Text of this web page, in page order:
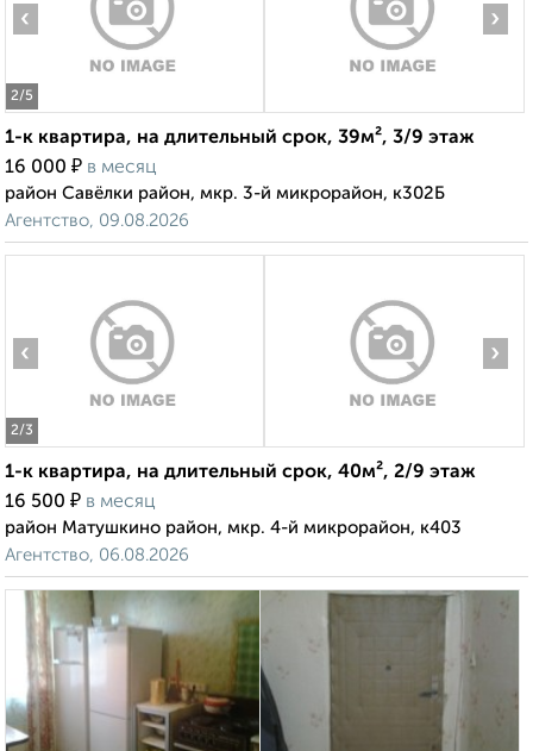
2/5
‹ ›
1-к квартира, на длительный срок, 39м², 3/9 этаж
16 000 ₽ в месяц
район Савёлки район, мкр. 3-й микрорайон, к302Б
Агентство, 09.08.2026
2/3
‹ ›
1-к квартира, на длительный срок, 40м², 2/9 этаж
16 500 ₽ в месяц
район Матушкино район, мкр. 4-й микрорайон, к403
Агентство, 06.08.2026